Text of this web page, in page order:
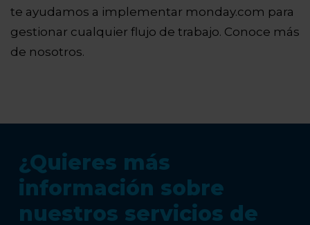
te ayudamos a implementar monday.com para
gestionar cualquier flujo de trabajo. Conoce más
de nosotros.
¿Quieres más
información sobre
nuestros servicios de